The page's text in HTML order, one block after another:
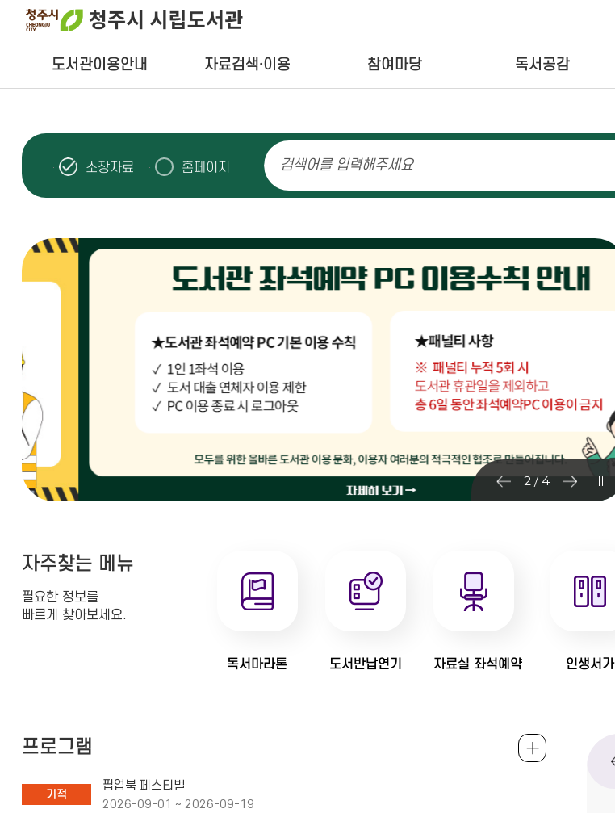
도서관이용안내 자료검색·이용 참여마당 독서공감
소장자료 홈페이지
2 / 4
자주찾는 메뉴
필요한 정보를
빠르게 찾아보세요.
독서마라톤 도서반납연기 자료실 좌석예약 인생서가
프로그램
기적
팝업북 페스티벌
2026-09-01 ~ 2026-09-19